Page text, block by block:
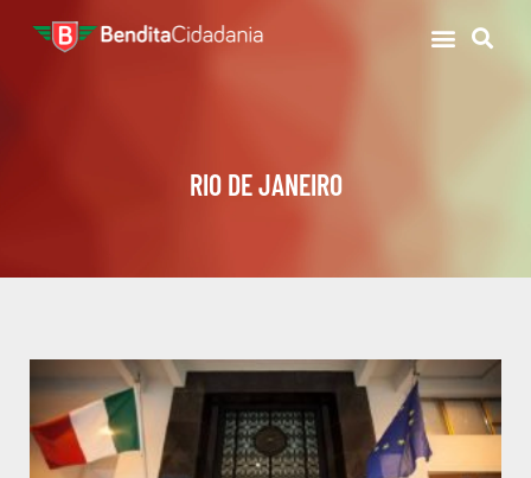
RIO DE JANEIRO